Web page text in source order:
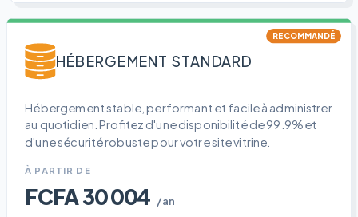
RECOMMANDÉ
HÉBERGEMENT STANDARD
Hébergement stable, performant et facile à administrer
au quotidien. Profitez d'une disponibilité de 99.9% et
d'une sécurité robuste pour votre site vitrine.
À PARTIR DE
FCFA 30 004 /an